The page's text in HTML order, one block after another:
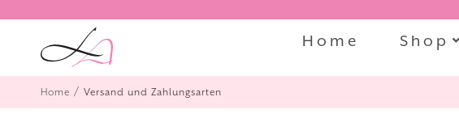
Home Shop
Home / Versand und Zahlungsarten